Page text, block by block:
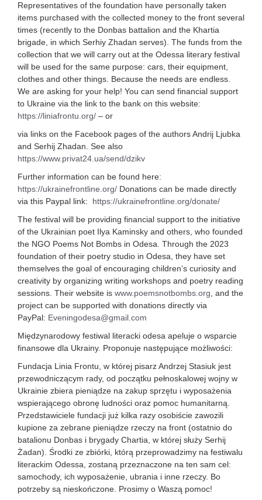
Representatives of the foundation have personally taken
items purchased with the collected money to the front several
times (recently to the Donbas battalion and the Khartia
brigade, in which Serhiy Zhadan serves). The funds from the
collection that we will carry out at the Odessa literary festival
will be used for the same purpose: cars, their equipment,
clothes and other things. Because the needs are endless.
We are asking for your help! You can send financial support
to Ukraine via the link to the bank on this website:
https://liniafrontu.org/ – or
via links on the Facebook pages of the authors Andrij Ljubka
and Serhij Zhadan. See also
https://www.privat24.ua/send/dzikv
Further information can be found here:
https://ukrainefrontline.org/ Donations can be made directly
via this Paypal link: https://ukrainefrontline.org/donate/
The festival will be providing financial support to the initiative
of the Ukrainian poet Ilya Kaminsky and others, who founded
the NGO Poems Not Bombs in Odesa. Through the 2023
foundation of their poetry studio in Odesa, they have set
themselves the goal of encouraging children’s curiosity and
creativity by organizing writing workshops and poetry reading
sessions. Their website is www.poemsnotbombs.org , and the
project can be supported with donations directly via
PayPal: Eveningodesa@gmail.com
Międzynarodowy festiwal literacki odesa apeluje o wsparcie
finansowe dla Ukrainy. Proponuje następujące możliwości:
Fundacja Linia Frontu, w której pisarz Andrzej Stasiuk jest
przewodniczącym rady, od początku pełnoskalowej wojny w
Ukrainie zbiera pieniądze na zakup sprzętu i wyposażenia
wspierającego obronę ludności oraz pomoc humanitarną.
Przedstawiciele fundacji już kilka razy osobiście zawozili
kupione za zebrane pieniądze rzeczy na front (ostatnio do
batalionu Donbas i brygady Chartia, w której służy Serhij
Żadan). Środki ze zbiórki, którą przeprowadzimy na festiwalu
literackim Odessa, zostaną przeznaczone na ten sam cel:
samochody, ich wyposażenie, ubrania i inne rzeczy. Bo
potrzeby są nieskończone. Prosimy o Waszą pomoc!